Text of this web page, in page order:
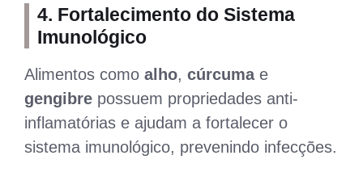
4. Fortalecimento do Sistema
Imunológico
Alimentos como alho, cúrcumae
gengibre possuem propriedades anti-
inflamatórias e ajudam a fortalecer o
sistema imunológico, prevenindo infecções.